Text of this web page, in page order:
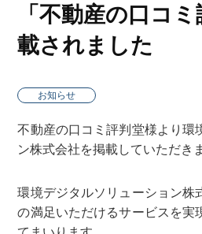
「不動産の口コ
載されました
お知らせ
不動産の口コミ評判堂様より環
ン株式会社を掲載していただき
環境デジタルソリューション株
の満足いただけるサービスを実